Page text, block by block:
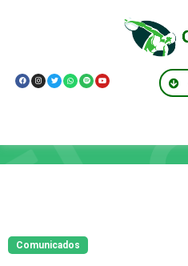
Comunicados